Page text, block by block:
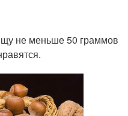
не меньше 50 граммов